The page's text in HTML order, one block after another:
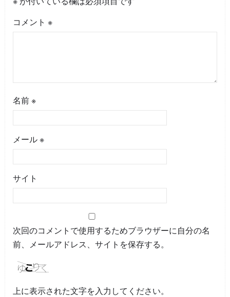
コメント ※
名前 ※
メール ※
サイト
次回のコメントで使用するためブラウザーに自分の名
前、メールアドレス、サイトを保存する。
上に表示された文字を入力してください。